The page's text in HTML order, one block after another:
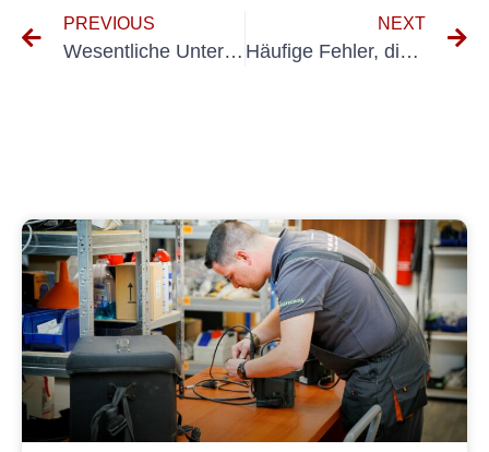
PREVIOUS
Wesentliche Unterschiede zwischen den Prüfnormen DIN VDE 0701 und 0702
NEXT
Häufige Fehler, die Sie bei der Prüfung von UVV-Prüfungstoren vermeiden sollten